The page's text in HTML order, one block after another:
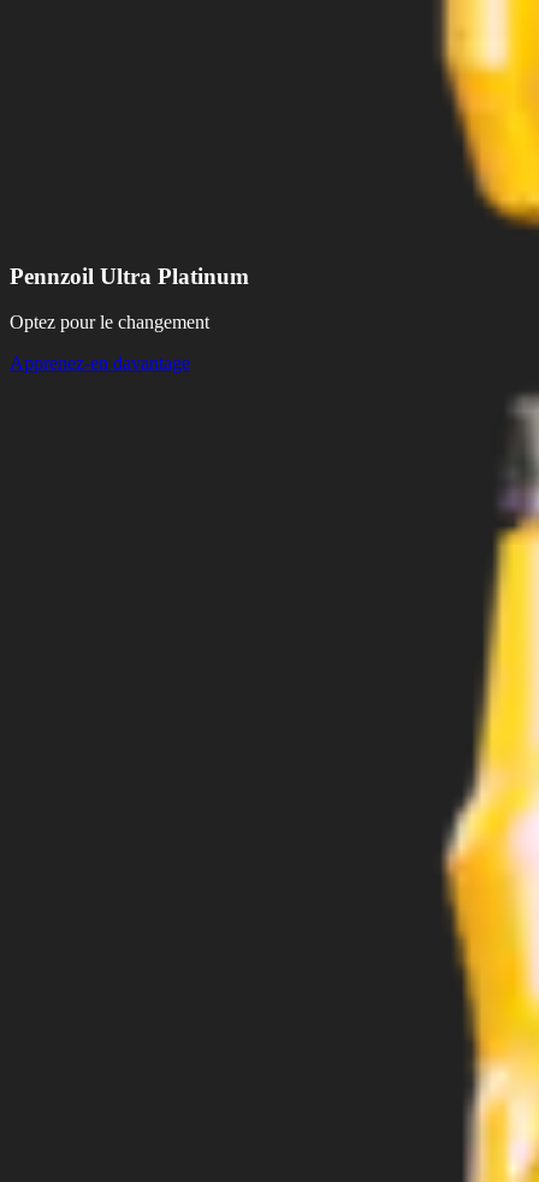
Pennzoil Ultra Platinum
Optez pour le changement
Apprenez-en davantage